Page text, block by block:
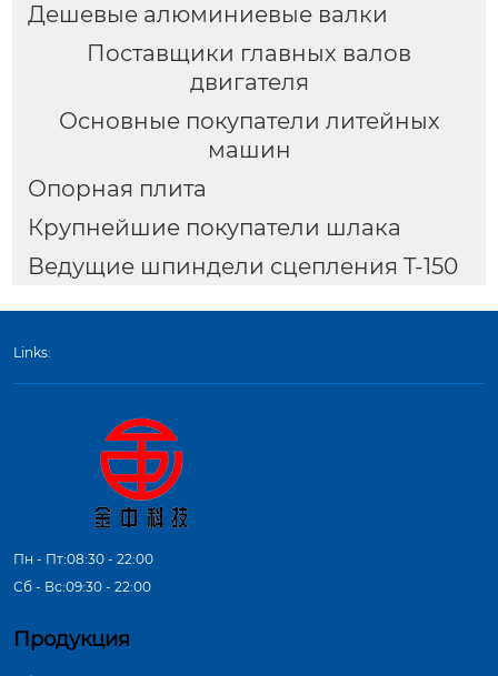
Дешевые алюминиевые валки
Поставщики главных валов
двигателя
Основные покупатели литейных
машин
Опорная плита
Крупнейшие покупатели шлака
Ведущие шпиндели сцепления T-150
Links:
Пн - Пт:08:30 - 22:00
Сб - Вс:09:30 - 22:00
Продукция